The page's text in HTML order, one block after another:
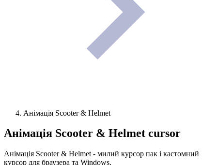
Анімація Scooter & Helmet
Анімація Scooter & Helmet cursor
Анімація Scooter & Helmet - милий курсор пак і кастомний
курсор для браузера та Windows.